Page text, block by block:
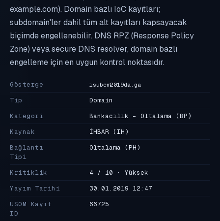
example.com). Domain bazlı IoC kayıtları;
subdomain'ler dahil tüm alt kayıtları kapsayacak
biçimde engellenebilir. DNS RPZ (Response Policy
Zone) veya secure DNS resolver, domain bazlı
engelleme için en uygun kontrol noktasıdır.
Gösterge isubem2019da.ga
Tip
Domain
Kategori
Bankacılık - Oltalama (BP)
Kaynak
İHBAR (IH)
Bağlantı
Tipi
Oltalama (PH)
Kritiklik
4 / 10 · Yüksek
Yayım Tarihi
30.01.2019 12:47
USOM Kayıt
ID
66725